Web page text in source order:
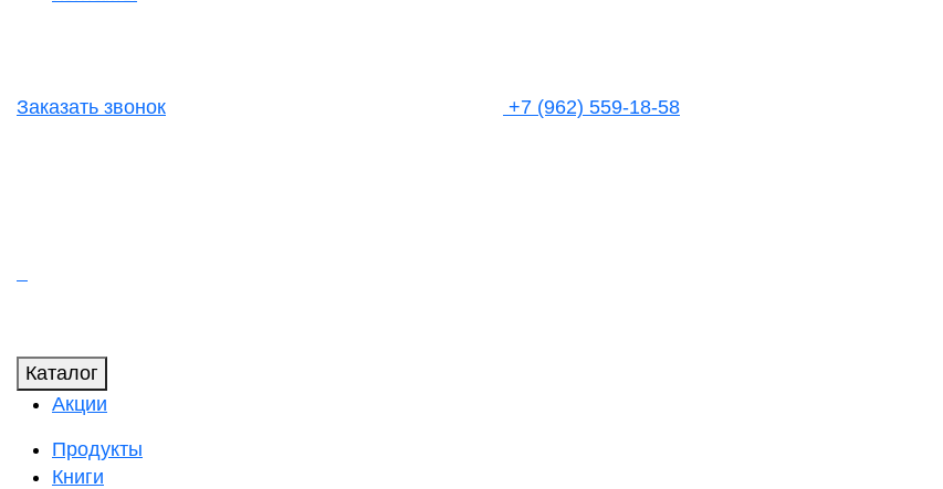
Заказать звонок +7 (962) 559-18-58
Каталог
Акции
Продукты
Книги